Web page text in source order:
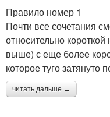
Правило номер 1
Почти все сочетания
относительно
выше) с еще более
которое туго затянуто
читать дальше →